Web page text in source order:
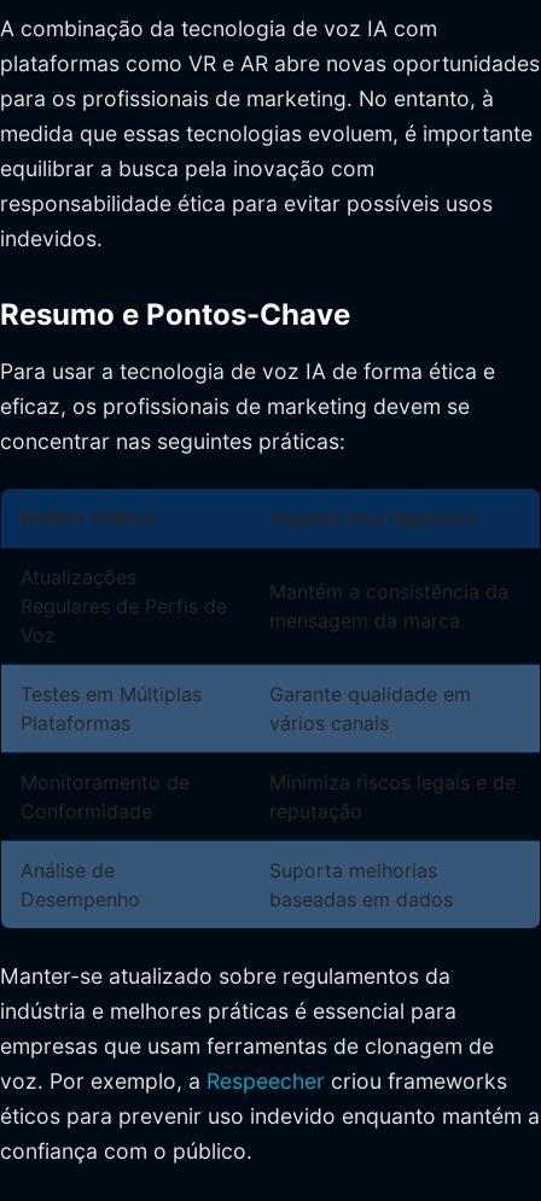
A combinação da tecnologia de voz IA com
plataformas como VR e AR abre novas oportunidades
para os profissionais de marketing. No entanto, à
medida que essas tecnologias evoluem, é importante
equilibrar a busca pela inovação com
responsabilidade ética para evitar possíveis usos
indevidos.
Resumo e Pontos-Chave
Para usar a tecnologia de voz IA de forma ética e
eficaz, os profissionais de marketing devem se
concentrar nas seguintes práticas:
Melhor Prática Impacto nos Negócios
Atualizações
Regulares de Perfis de
Voz
Mantém a consistência da
mensagem da marca
Testes em Múltiplas
Plataformas
Garante qualidade em
vários canais
Monitoramento de
Conformidade
Minimiza riscos legais e de
reputação
Análise de
Desempenho
Suporta melhorias
baseadas em dados
Manter-se atualizado sobre regulamentos da
indústria e melhores práticas é essencial para
empresas que usam ferramentas de clonagem de
voz. Por exemplo, a Respeecher criou frameworks
éticos para prevenir uso indevido enquanto mantém a
confiança com o público.